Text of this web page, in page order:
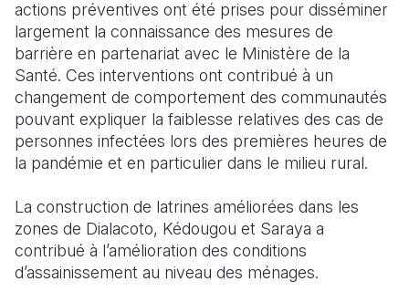
actions préventives ont été prises pour disséminer
largement la connaissance des mesures de
barrière en partenariat avec le Ministère de la
Santé. Ces interventions ont contribué à un
changement de comportement des communautés
pouvant expliquer la faiblesse relatives des cas de
personnes infectées lors des premières heures de
la pandémie et en particulier dans le milieu rural.
La construction de latrines améliorées dans les
zones de Dialacoto, Kédougou et Saraya a
contribué à l’amélioration des conditions
d’assainissement au niveau des ménages.